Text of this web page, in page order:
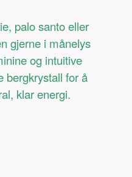
palo santo eller
gjerne i månelys
og intuitive
bergkrystall for å
klar energi.